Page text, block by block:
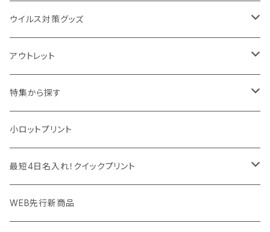
IDケース、パスケース、コインケース
デスク周辺
USBケーブル・ハブ
イヤホン・ヘッドフォン
マウスパッド
モバイル周辺グッズ
PC周辺グッズ
ウイルス対策グッズ
除菌グッズ
パーテーション
マスク・フェイスシールド
測定・測量用品
加湿器・オゾン発生器
アウトレット
アウトレット
ドリンクフェア
ボトル・タンブラー
ポーチ・巾着
特集から探す
エンタメグッズ・イベント会場物販品
ご当地グッズ・オリジナルお土産品
フルカラー印刷ノベルティ
小ロットプリント
最短4日名入れ！クイックプリント
クイック印刷対応トートバッグ・エコバッグ
WEB先行新商品